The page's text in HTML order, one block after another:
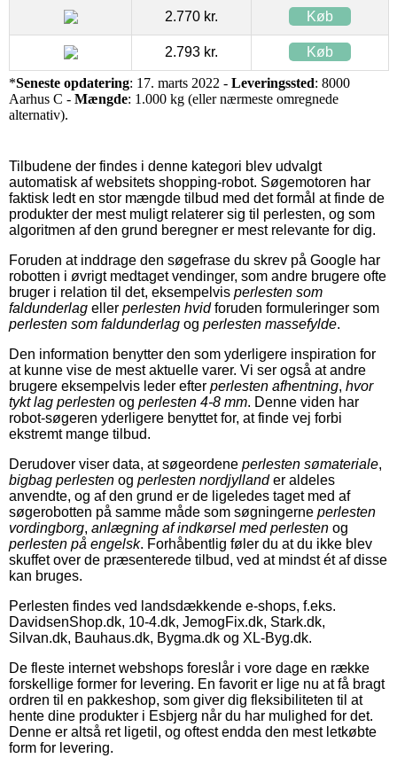
2.770 kr. Køb
2.793 kr. Køb
*Seneste opdatering: 17. marts 2022 - Leveringssted: 8000
Aarhus C - Mængde: 1.000 kg (eller nærmeste omregnede
alternativ).
Tilbudene der findes i denne kategori blev udvalgt
automatisk af websitets shopping-robot. Søgemotoren har
faktisk ledt en stor mængde tilbud med det formål at finde de
produkter der mest muligt relaterer sig til perlesten, og som
algoritmen af den grund beregner er mest relevante for dig.
Foruden at inddrage den søgefrase du skrev på Google har
robotten i øvrigt medtaget vendinger, som andre brugere ofte
bruger i relation til det, eksempelvis perlesten som
faldunderlag eller perlesten hvidforuden formuleringer som
perlesten som faldunderlag og perlesten massefylde.
Den information benytter den som yderligere inspiration for
at kunne vise de mest aktuelle varer. Vi ser også at andre
brugere eksempelvis leder efter perlesten afhentning, hvor
tykt lag perlesten og perlesten 4-8 mm. Denne viden har
robot-søgeren yderligere benyttet for, at finde vej forbi
ekstremt mange tilbud.
Derudover viser data, at søgeordene perlesten sømateriale,
bigbag perlesten og perlesten nordjyllander aldeles
anvendte, og af den grund er de ligeledes taget med af
søgerobotten på samme måde som søgningerne perlesten
vordingborg, anlægning af indkørsel med perlesten og
perlesten på engelsk. Forhåbentlig føler du at du ikke blev
skuffet over de præsenterede tilbud, ved at mindst ét af disse
kan bruges.
Perlesten findes ved landsdækkende e-shops, f.eks.
DavidsenShop.dk, 10-4.dk, JemogFix.dk, Stark.dk,
Silvan.dk, Bauhaus.dk, Bygma.dk og XL-Byg.dk.
De fleste internet webshops foreslår i vore dage en række
forskellige former for levering. En favorit er lige nu at få bragt
ordren til en pakkeshop, som giver dig fleksibiliteten til at
hente dine produkter i Esbjerg når du har mulighed for det.
Denne er altså ret ligetil, og oftest endda den mest letkøbte
form for levering.